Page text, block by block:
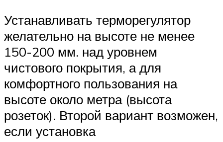
Устанавливать терморегулятор
желательно на высоте не менее
150-200 мм. над уровнем
чистового покрытия, а для
комфортного пользования на
высоте около метра (высота
розеток). Второй вариант возможен,
если установка